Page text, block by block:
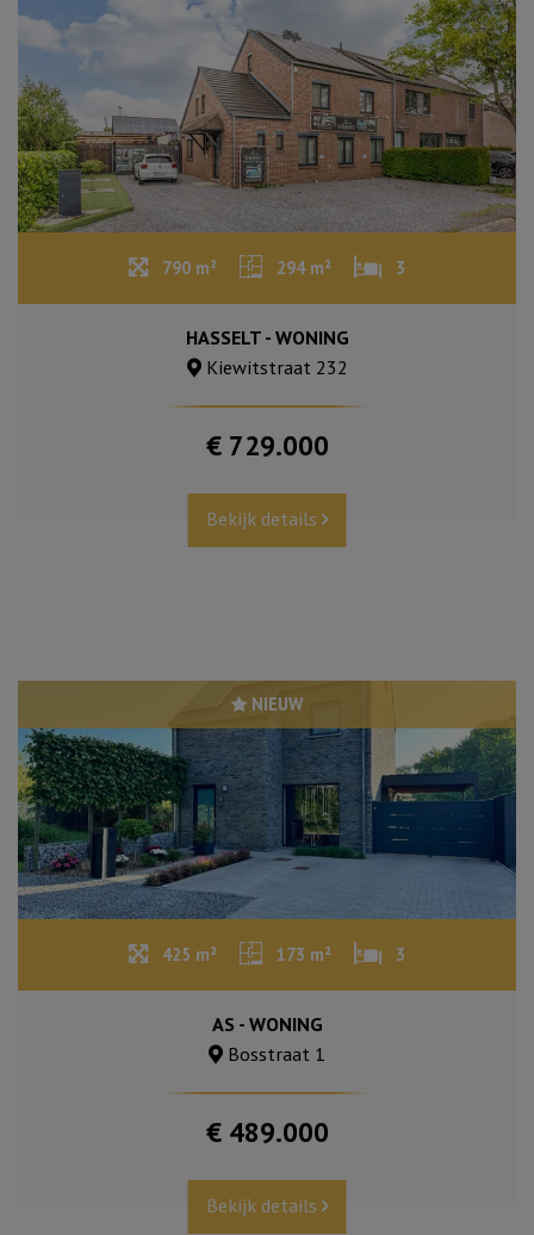
790 m² 294 m² 3
HASSELT - WONING
Kiewitstraat 232
€ 729.000
Bekijk details
NIEUW
425 m² 173 m² 3
AS - WONING
Bosstraat 1
€ 489.000
Bekijk details